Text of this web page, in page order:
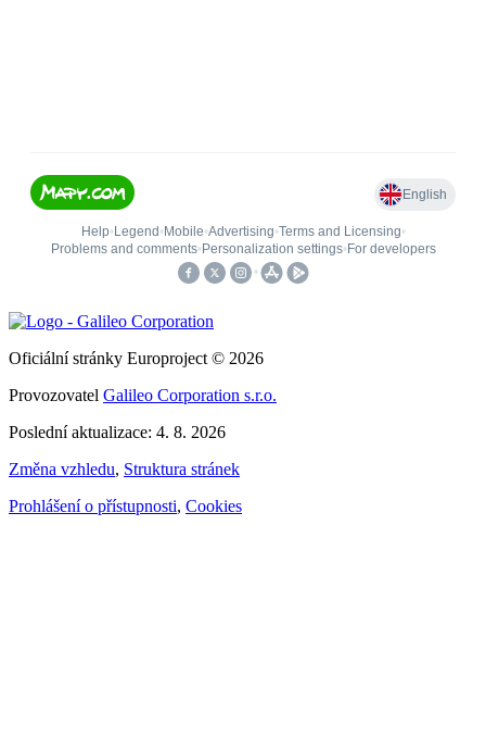
Oficiální stránky Europroject © 2026
Provozovatel Galileo Corporation s.r.o.
Poslední aktualizace: 4. 8. 2026
Změna vzhledu, Struktura stránek
Prohlášení o přístupnosti, Cookies